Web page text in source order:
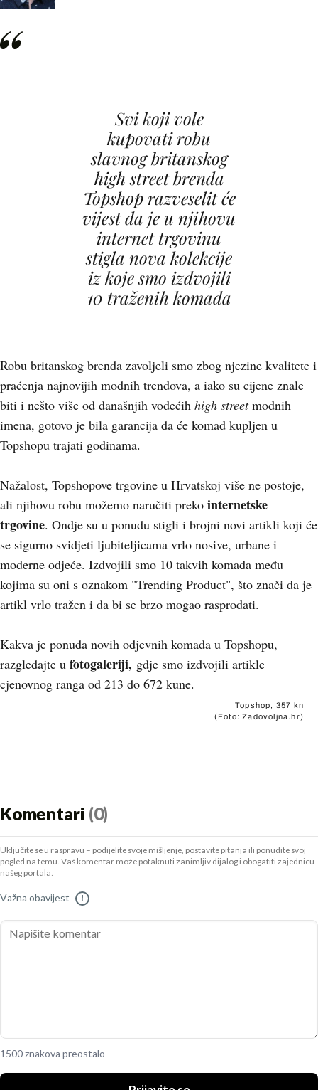
Svi koji vole
kupovati robu
slavnog britanskog
high street brenda
Topshop razveselit će
vijest da je u njihovu
internet trgovinu
stigla nova kolekcije
iz koje smo izdvojili
10 traženih komada
Robu britanskog brenda zavoljeli smo zbog njezine kvalitete i
praćenja najnovijih modnih trendova, a iako su cijene znale
biti i nešto više od današnjih vodećih high streetmodnih
imena, gotovo je bila garancija da će komad kupljen u
Topshopu trajati godinama.
Nažalost, Topshopove trgovine u Hrvatskoj više ne postoje,
ali njihovu robu možemo naručiti preko internetske
trgovine. Ondje su u ponudu stigli i brojni novi artikli koji će
se sigurno svidjeti ljubiteljicama vrlo nosive, urbane i
moderne odjeće. Izdvojili smo 10 takvih komada među
kojima su oni s oznakom "Trending Product", što znači da je
artikl vrlo tražen i da bi se brzo mogao rasprodati.
Kakva je ponuda novih odjevnih komada u Topshopu,
razgledajte u fotogaleriji, gdje smo izdvojili artikle
cjenovnog ranga od 213 do 672 kune.
Topshop, 357 kn
(Foto: Zadovoljna.hr)
Komentari (0)
Uključite se u raspravu – podijelite svoje mišljenje, postavite pitanja ili ponudite svoj
pogled na temu. Vaš komentar može potaknuti zanimljiv dijalog i obogatiti zajednicu
našeg portala.
Važna obavijest !
1500 znakova preostalo